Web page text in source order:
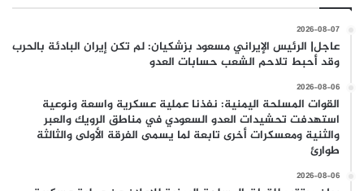
2026-08-07
عاجل| الرئيس الإيراني مسعود بزشكيان: لم تكن إيران البادئة بالحرب
وقد أحبط تلاحم الشعب حسابات العدو
2026-08-06
القوات المسلحة اليمنية: نفذنا عملية عسكرية واسعة ونوعية
استهدفت تحشيدات العدو السعودي في مناطق الرويك والعبر
والثنية ومعسكرات أخرى تابعة لما يسمى الفرقة الأولى والثالثة
طوارئ
2026-08-06